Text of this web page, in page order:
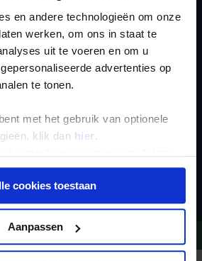
en andere technologieën om onze
werken, om ons in staat te
uit te voeren en om u
advertenties op
te tonen.
met het gebruik van optionele
klik dan hier .
op elk gewenst moment voor de
cookies toestaan
Aanpassen
je in voor de
Inschrijven
Bel 020-7887700